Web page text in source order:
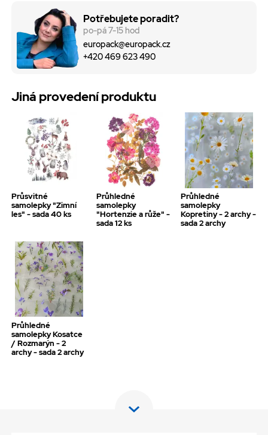
Potřebujete poradit?
po-pá 7-15 hod
europack@europack.cz
+420 469 623 490
Jiná provedení produktu
Průsvitné
samolepky "Zimní
les" - sada 40 ks
Průhledné
samolepky
"Hortenzie a růže" -
sada 12 ks
Průhledné
samolepky
Kopretiny - 2 archy -
sada 2 archy
Průhledné
samolepky Kosatce
/ Rozmarýn - 2
archy - sada 2 archy